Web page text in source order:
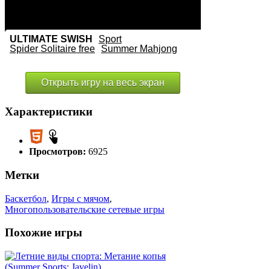
Открыть игру на весь экран
Характеристики
Просмотров: 6925
Метки
Баскетбол, Игры с мячом,
Многопользовательские сетевые игры
Похожие игры